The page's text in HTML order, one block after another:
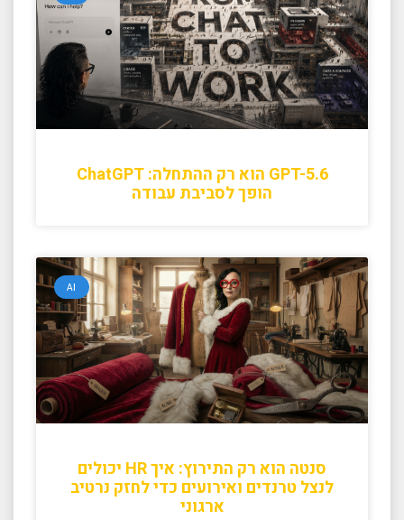
GPT-5.6 הוא רק ההתחלה: ChatGPT
הופך לסביבת עבודה
AI
סנטה הוא רק התירוץ: איך HR יכולים
לנצל טרנדים ואירועים כדי לחזק נרטיב
ארגוני